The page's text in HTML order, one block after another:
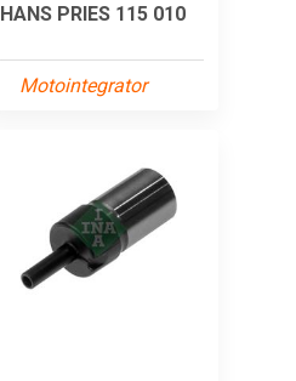
HANS PRIES 115 010
Motointegrator